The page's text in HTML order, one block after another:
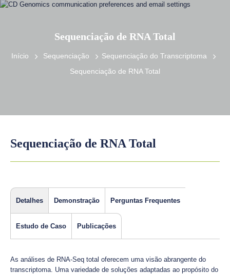
Sequenciação de RNA Total
Início Sequenciação
Sequenciação do Transcriptoma
Sequenciação de RNA Total
Sequenciação de RNA Total
Detalhes Demonstração Perguntas Frequentes
Estudo de Caso Publicações
As análises de RNA-Seq total oferecem uma visão abrangente do
transcriptoma. Uma variedade de soluções adaptadas ao propósito do